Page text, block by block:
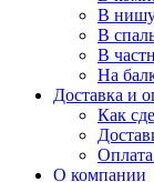
В
В
В
На
Доставка и
Как
Оплата
О компании